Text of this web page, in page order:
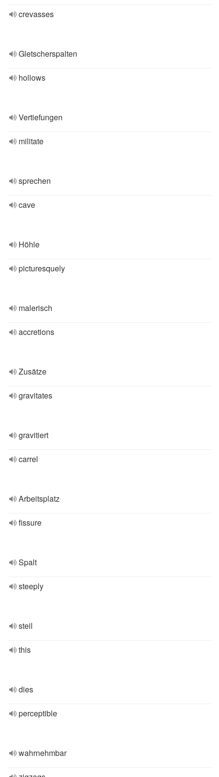
crevasses
Gletscherspalten
hollows
Vertiefungen
militate
sprechen
cave
Höhle
picturesquely
malerisch
accretions
Zusätze
gravitates
gravitiert
carrel
Arbeitsplatz
fissure
Spalt
steeply
steil
this
dies
perceptible
wahrnehmbar